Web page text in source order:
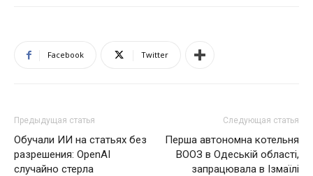
Facebook Twitter
Предыдущая статья
Обучали ИИ на статьях без
разрешения: OpenAI
случайно стерла
Следующая статья
Перша автономна котельня
ВООЗ в Одеській області,
запрацювала в Ізмаїлі